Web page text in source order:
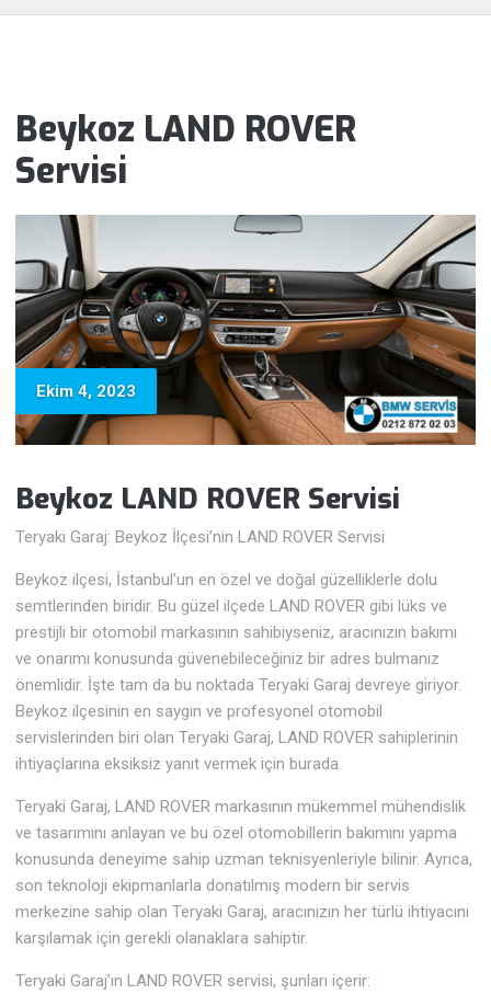
Beykoz LAND ROVER
Servisi
Ekim 4, 2023
Beykoz LAND ROVER Servisi
Teryaki Garaj: Beykoz İlçesi’nin LAND ROVER Servisi
Beykoz ilçesi, İstanbul’un en özel ve doğal güzelliklerle dolu
semtlerinden biridir. Bu güzel ilçede LAND ROVER gibi lüks ve
prestijli bir otomobil markasının sahibiyseniz, aracınızın bakımı
ve onarımı konusunda güvenebileceğiniz bir adres bulmanız
önemlidir. İşte tam da bu noktada Teryaki Garaj devreye giriyor.
Beykoz ilçesinin en saygın ve profesyonel otomobil
servislerinden biri olan Teryaki Garaj, LAND ROVER sahiplerinin
ihtiyaçlarına eksiksiz yanıt vermek için burada.
Teryaki Garaj, LAND ROVER markasının mükemmel mühendislik
ve tasarımını anlayan ve bu özel otomobillerin bakımını yapma
konusunda deneyime sahip uzman teknisyenleriyle bilinir. Ayrıca,
son teknoloji ekipmanlarla donatılmış modern bir servis
merkezine sahip olan Teryaki Garaj, aracınızın her türlü ihtiyacını
karşılamak için gerekli olanaklara sahiptir.
Teryaki Garaj’ın LAND ROVER servisi, şunları içerir: